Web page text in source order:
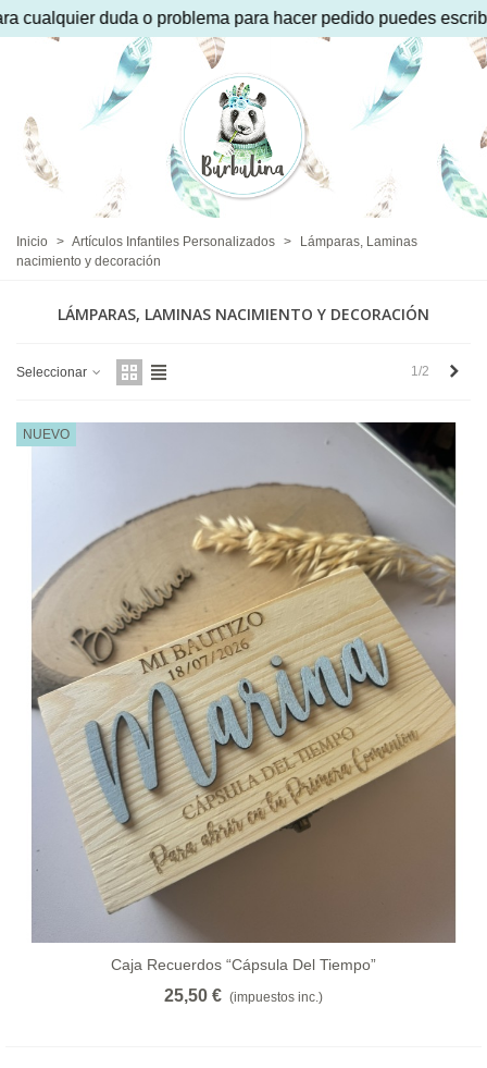
para hacer pedido puedes escribir por whatsaap al 650
Inicio > Artículos Infantiles Personalizados >
Lámparas, Laminas
nacimiento y decoración
LÁMPARAS, LAMINAS NACIMIENTO Y DECORACIÓN
Seleccionar 1/2
NUEVO
Caja Recuerdos “cápsula Del Tiempo”
25,50 € (impuestos inc.)